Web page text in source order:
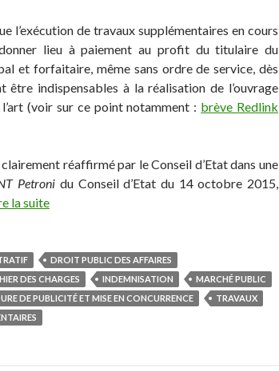
l’exécution de travaux supplémentaires en cours
lieu à paiement au profit du titulaire du
et forfaitaire, même sans ordre de service, dès
être indispensables à la réalisation de l’ouvrage
(voir sur ce point notamment : brève Redlink
réaffirmé par le Conseil d’Etat dans une
Petroni du Conseil d’Etat du 14 octobre 2015,
la suite
DROIT PUBLIC DES AFFAIRES
DES CHARGES
INDEMNISATION
MARCHÉ PUBLIC
DE PUBLICITÉ ET MISE EN CONCURRENCE
TRAVAUX